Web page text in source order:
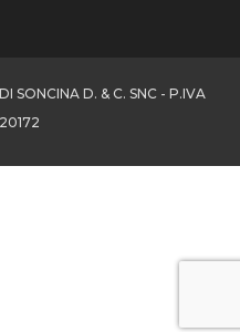
SONCINA D. & C. SNC - P.IVA